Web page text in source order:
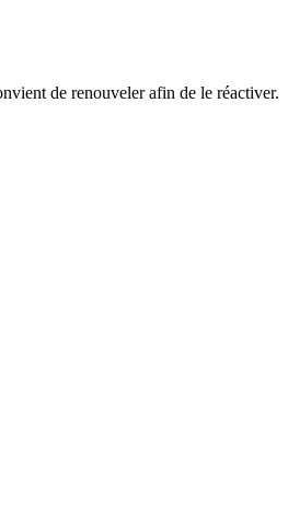
de renouveler afin de le réactiver.